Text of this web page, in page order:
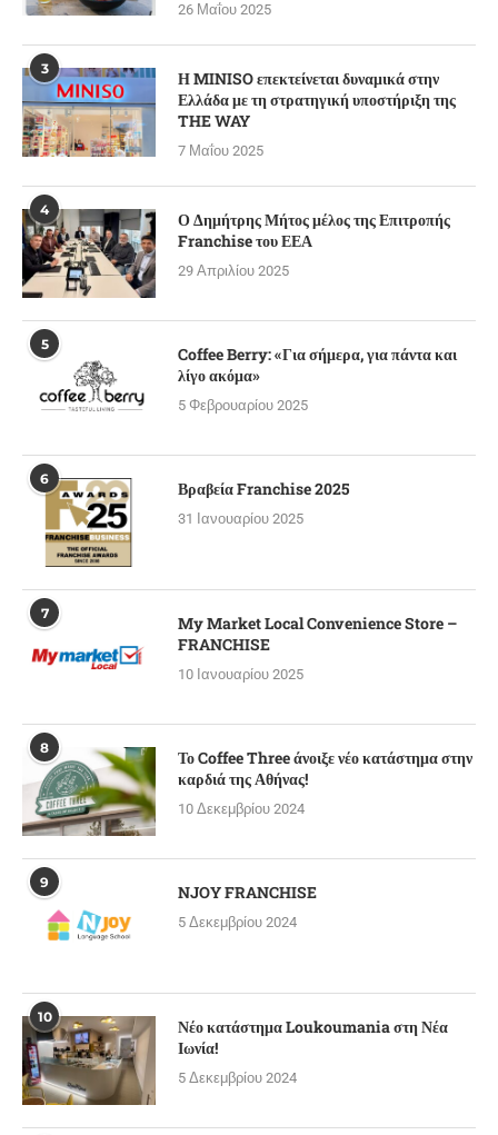
26 Μαΐου 2025
3
Η MINISO επεκτείνεται δυναμικά στην
Ελλάδα με τη στρατηγική υποστήριξη της
THE WAY
7 Μαΐου 2025
4
Ο Δημήτρης Μήτος μέλος της Επιτροπής
Franchise του ΕΕΑ
29 Απριλίου 2025
5
Coffee Berry: «Για σήμερα, για πάντα και
λίγο ακόμα»
5 Φεβρουαρίου 2025
6 Βραβεία Franchise 2025
31 Ιανουαρίου 2025
7
My Market Local Convenience Store –
FRANCHISE
10 Ιανουαρίου 2025
8
Το Coffee Three άνοιξε νέο κατάστημα στην
καρδιά της Αθήνας!
10 Δεκεμβρίου 2024
9 NJOY FRANCHISE
5 Δεκεμβρίου 2024
10
Νέο κατάστημα Loukoumania στη Νέα
Ιωνία!
5 Δεκεμβρίου 2024